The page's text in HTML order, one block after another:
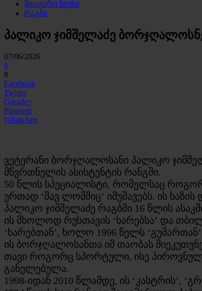
მთავარი ნიუსი
რაგბი
პალიკო ჯიმშელაძე
07/06/2026
0
8
Facebook
Twitter
Google+
Pinterest
WhatsApp
ვეტერანი ბორჯღალოსანი პალიკო
მწვრთნელის ასისტენტის რანგში.
50 წლის სპეციალისტი, რომელსაც
ერთად ‘შავ ლომშიც’ იმუშავებს. ის ხაზის
პალიკო ჯიმშელაძე რაგბში 16 წლის
ის მხოლოდ რუსთავის ‘ხარებსა’ და
‘ხარებთან’, ხოლო 1996 წელს
ის ბორჯღალოსანთა იმ თაობას
თავი როგორც სპორტული, ისე
განელებულა.
1998-იდან 2010 წლამდე, ის ‘კასტრის’,